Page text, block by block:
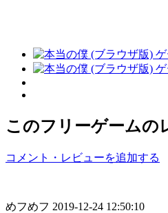
このフリーゲームの
コメント・レビューを追加する
めフめフ 2019-12-24 12:50:10